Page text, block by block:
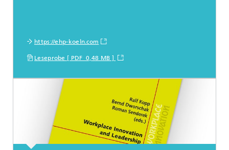
https://ehp-koeln.com
Leseprobe [ PDF 0,48 MB ]